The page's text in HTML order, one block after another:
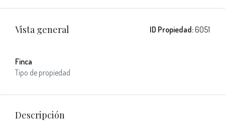
Vista general ID Propiedad:6051
Finca
Tipo de propiedad
Descripción